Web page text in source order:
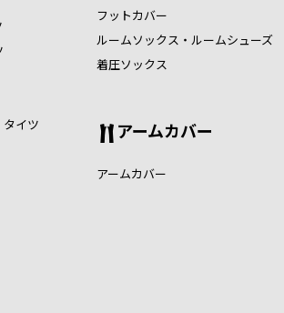
イツ
フットカバー
ルームソックス・ルームシューズ
着圧ソックス
アームカバー
アームカバー